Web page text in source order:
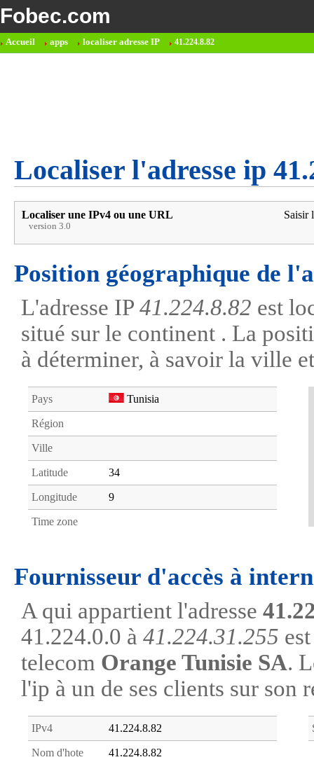
Fobec.com
Accueil apps localiser adresse IP 41.224.8.82
Localiser l'adresse ip
Localiser une IPv4 ou une URL
version 3.0
Saisir
Position géographique de
L'adresse IP 41.224.8.82 est
situé sur le continent . La
à déterminer, à savoir la ville
Pays Tunisia
Région
Ville
Latitude 34
Longitude 9
Time zone
Fournisseur d'accès à
A qui appartient l'adresse
41.224.0.0 à 41.224.31.255
telecom Orange Tunisie SA.
l'ip à un de ses clients sur son
IPv4 41.224.8.82
Nom d'hote 41.224.8.82